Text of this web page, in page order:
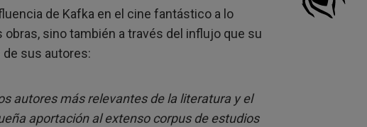
de Kafka en el cine fantástico a lo
sino también a través del influjo que su
sus autores:
autores más relevantes de la literatura y el
aportación al extenso corpus de estudios